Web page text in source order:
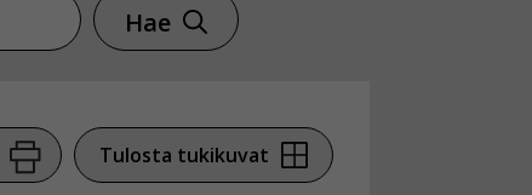
Hae
Tulosta tukikuvat